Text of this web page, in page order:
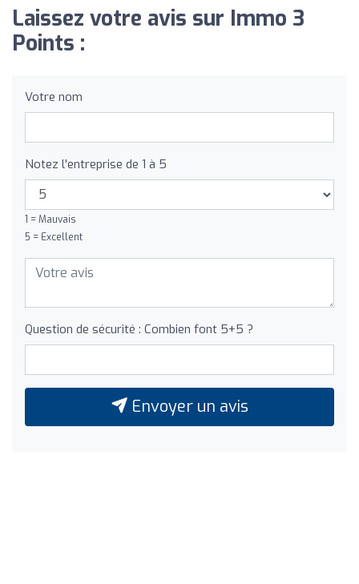
Laissez votre avis sur Immo 3
Points :
Votre nom
Notez l'entreprise de 1 à 5
1 = Mauvais
5 = Excellent
Question de sécurité : Combien font 5+5 ?
Envoyer un avis